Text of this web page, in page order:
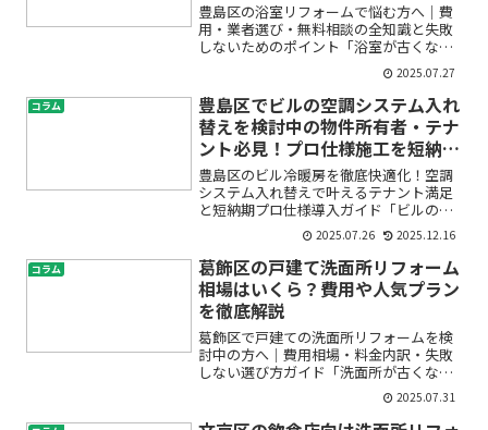
豊島区の浴室リフォームで悩む方へ｜費
用・業者選び・無料相談の全知識と失敗
しないためのポイント「浴室が古くなっ
てきた」「冬場の寒さやカビが気にな
る」「リフォームってどこから始めれば
良いの？」――そんな悩みや不安をお持ちの
方は少なくありません。...
2025.07.27
コラム
豊島区でビルの空調システム入れ
替えを検討中の物件所有者・テナ
ント必見！プロ仕様施工を短納期
で実現
豊島区のビル冷暖房を徹底快適化！空調
システム入れ替えで叶えるテナント満足
と短納期プロ仕様導入ガイド「ビルの空
調が古くて効きが悪い」「テナントから
暑い・寒いとクレームが来て困ってい
る」「空調システムを入れ替えたいけ
ど、工事の手間や期間、費用が...
2025.07.26 2025.12.16
コラム
葛飾区の戸建て洗面所リフォーム
相場はいくら？費用や人気プラン
を徹底解説
葛飾区で戸建ての洗面所リフォームを検
討中の方へ｜費用相場・料金内訳・失敗
しない選び方ガイド「洗面所が古くなっ
てきたけど、リフォームの料金がどれく
らいかかるの？」「葛飾区で信頼できる
リフォーム業者をどう探せばいいのか不
2025.07.31